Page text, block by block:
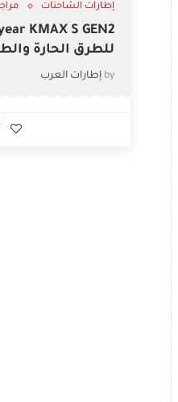
إطارات الشاحنات
للطرق الحارة
by إطارات العرب